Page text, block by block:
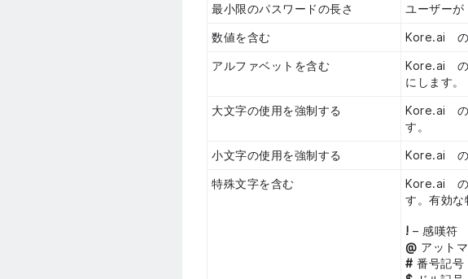
最小限のパスワードの長さ ユーザー
数値を含む Kore.ai の
アルファベットを含む
Kore.ai の
にします。
大文字の使用を強制する
Kore.ai の
す。
小文字の使用を強制する Kore.ai の
特殊文字を含む
Kore.ai の
す。有効な
! – 感嘆符
@ アット
# 番号記号